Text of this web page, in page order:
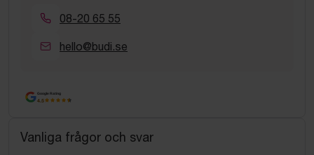
08-20 65 55
hello@budi.se
Google Rating
4.5
Vanliga frågor och svar